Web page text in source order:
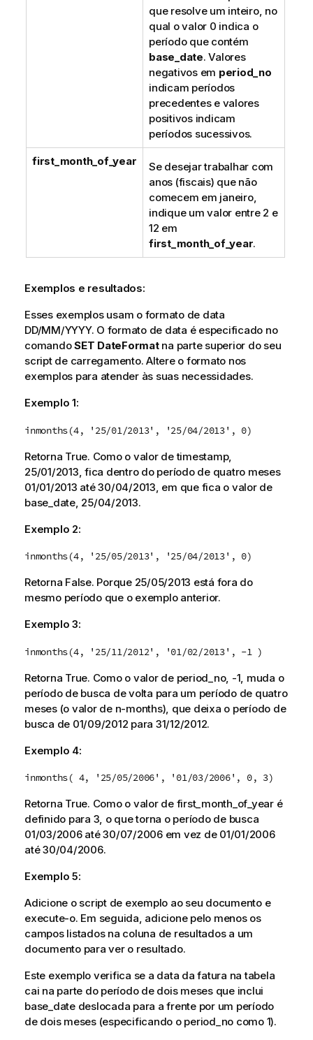
que resolve um inteiro, no
qual o valor 0 indica o
período que contém
base_date. Valores
negativos em period_no
indicam períodos
precedentes e valores
positivos indicam
períodos sucessivos.
first_month_of_year
Se desejar trabalhar com
anos (fiscais) que não
comecem em janeiro,
indique um valor entre 2 e
12 em
first_month_of_year.
Exemplos e resultados:
Esses exemplos usam o formato de data
DD/MM/YYYY. O formato de data é especificado no
comandoSET DateFormatna parte superior do seu
script de carregamento. Altere o formato nos
exemplos para atender às suas necessidades.
Exemplo 1:
inmonths(4, '25/01/2013', '25/04/2013', 0)
Retorna True. Como o valor detimestamp,
25/01/2013, fica dentro do período de quatro meses
01/01/2013 até30/04/2013, em que fica o valor de
base_date, 25/04/2013.
Exemplo 2:
inmonths(4, '25/05/2013', '25/04/2013', 0)
Retorna False. Porque 25/05/2013 está fora do
mesmo período que o exemplo anterior.
Exemplo 3:
inmonths(4, '25/11/2012', '01/02/2013', -1 )
Retorna True. Como o valor de period_no, -1 , muda o
período de busca de volta para um período de quatro
meses (o valor de n-months), que deixa o período de
busca de 01/09/2012 para 31/12/2012.
Exemplo 4:
inmonths( 4, '25/05/2006', '01/03/2006', 0, 3)
Retorna True. Como o valor de first_month_of_yearé
definido para 3, o que torna o período de busca
01/03/2006até30/07/2006em vez de 01/01/2006
até30/04/2006.
Exemplo 5:
Adicione o script de exemplo ao seu documento e
execute-o. Em seguida, adicione pelo menos os
campos listados na coluna de resultados a um
documento para ver o resultado.
Este exemplo verifica se a data da fatura na tabela
cai na parte do período de dois meses que inclui
base_datedeslocada para a frente por um período
de dois meses (especificando o period_no como 1).